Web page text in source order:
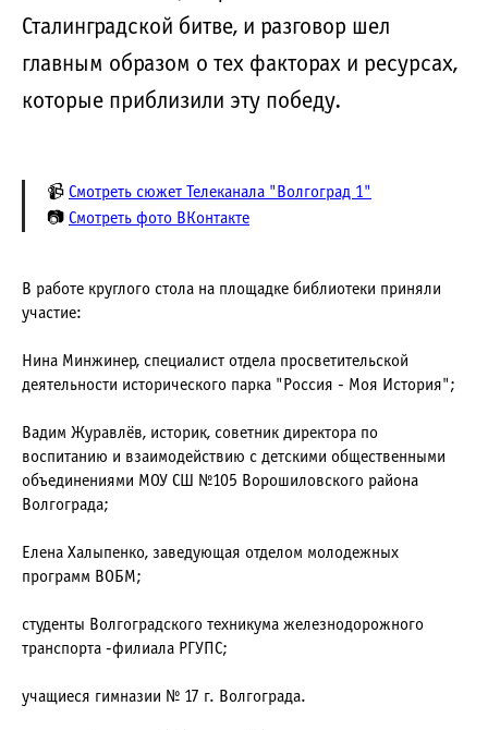
Сталинградской битве, и разговор шел
главным образом о тех факторах и ресурсах,
которые приблизили эту победу.
📹 Смотреть сюжет Телеканала "Волгоград 1"
📷 Смотреть фото ВКонтакте
В работе круглого стола на площадке библиотеки приняли
участие:
Нина Минжинер, специалист отдела просветительской
деятельности исторического парка "Россия - Моя История";
Вадим Журавлёв, историк, советник директора по
воспитанию и взаимодействию с детскими общественными
объединениями МОУ СШ №105 Ворошиловского района
Волгограда;
Елена Халыпенко, заведующая отделом молодежных
программ ВОБМ;
студенты Волгоградского техникума железнодорожного
транспорта -филиала РГУПС;
учащиеся гимназии № 17 г. Волгограда.